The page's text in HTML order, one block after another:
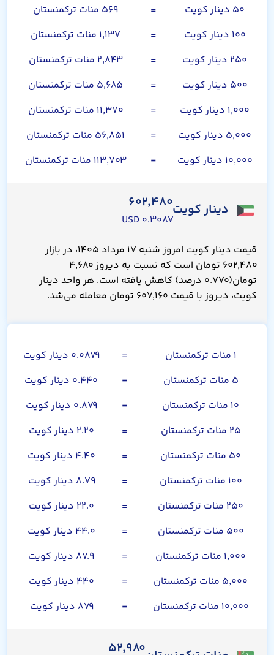
۵۰ دینار کویت
=
۵۶۹ منات ترکمنستان
۱۰۰ دینار کویت
=
۱,۱۳۷ منات ترکمنستان
۲۵۰ دینار کویت
=
۲,۸۴۳ منات ترکمنستان
۵۰۰ دینار کویت
=
۵,۶۸۵ منات ترکمنستان
۱,۰۰۰ دینار کویت
=
۱۱,۳۷۰ منات ترکمنستان
۵,۰۰۰ دینار کویت
=
۵۶,۸۵۱ منات ترکمنستان
۱۰,۰۰۰ دینار کویت
= ۱۱۳,۷۰۳ منات ترکمنستان
دینار کویت۶۰۲,۴۸۰
۰.۳۰۸۷ USD
قیمت دینار کویت امروز شنبه ۱۷ مرداد ۱۴۰۵، در بازار
۶۰۲,۴۸۰ تومان است که نسبت به دیروز ۴,۶۸۰
تومان(۰.۷۷۰ درصد) کاهش یافته است. هر واحد دینار
کویت، دیروز با قیمت ۶۰۷,۱۶۰ تومان معامله می‌شد.
۱ منات ترکمنستان =
۰.۰۸۷۹ دینار کویت
۵ منات ترکمنستان
=
۰.۴۴۰ دینار کویت
۱۰ منات ترکمنستان
=
۰.۸۷۹ دینار کویت
۲۵ منات ترکمنستان
=
۲.۲۰ دینار کویت
۵۰ منات ترکمنستان
=
۴.۴۰ دینار کویت
۱۰۰ منات ترکمنستان
=
۸.۷۹ دینار کویت
۲۵۰ منات ترکمنستان
=
۲۲.۰ دینار کویت
۵۰۰ منات ترکمنستان
=
۴۴.۰ دینار کویت
۱,۰۰۰ منات ترکمنستان
=
۸۷.۹ دینار کویت
۵,۰۰۰ منات ترکمنستان
=
۴۴۰ دینار کویت
۱۰,۰۰۰ منات ترکمنستان
= ۸۷۹ دینار کویت
۵۲,۹۸۰